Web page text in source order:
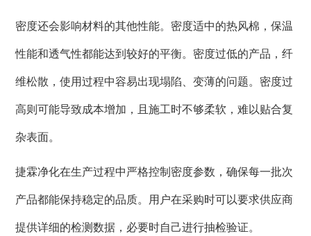
密度还会影响材料的其他性能。密度适中的热风棉，保温
性能和透气性都能达到较好的平衡。密度过低的产品，纤
维松散，使用过程中容易出现塌陷、变薄的问题。密度过
高则可能导致成本增加，且施工时不够柔软，难以贴合复
杂表面。
捷霖净化在生产过程中严格控制密度参数，确保每一批次
产品都能保持稳定的品质。用户在采购时可以要求供应商
提供详细的检测数据，必要时自己进行抽检验证。